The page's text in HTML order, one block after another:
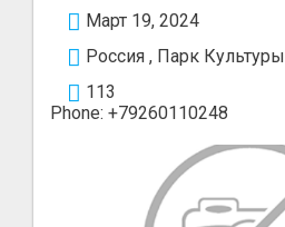
Март 19, 2024
Россия , Парк Культуры
113
Phone: +79260110248